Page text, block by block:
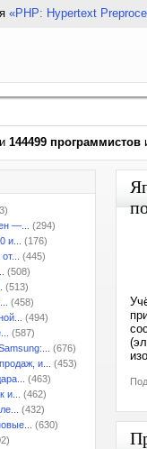
«PHP: Hypertext
144499 программистов
—...
(294)
и...
(176)
(445)
(508)
(513)
(458)
(494)
(587)
(676)
и...
(453)
(463)
и...
(462)
(432)
(630)